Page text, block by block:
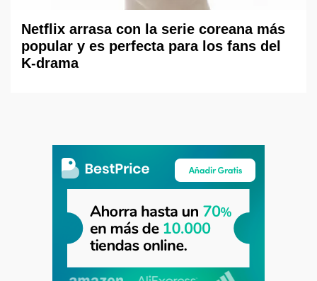
Netflix arrasa con la serie coreana más
popular y es perfecta para los fans del
K-drama